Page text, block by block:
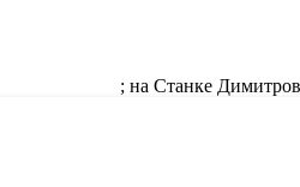
; на Станке